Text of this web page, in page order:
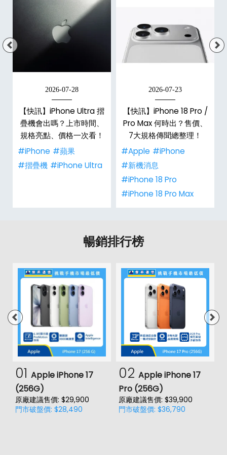
2026-07-28
【快訊】iPhone Ultra 摺
疊機會出嗎？上市時間、
規格亮點、價格一次看！
#iPhone #蘋果
#摺疊機 #iPhone Ultra
2026-07-23
【快訊】iPhone 18 Pro /
Pro Max 何時出？售價、
7大規格傳聞總整理！
#Apple #iPhone
#新機消息
#iPhone 18 Pro
#iPhone 18 Pro Max
暢銷排行榜
01 Apple iPhone 17
(256G)
原廠建議售價: $29,900
門市破盤價: $28,490
02 Apple iPhone 17
Pro (256G)
原廠建議售價: $39,900
門市破盤價: $36,790